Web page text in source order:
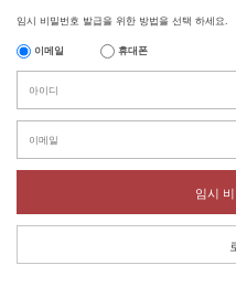
임시 비밀번호 발급을 위한 방법을 선택 하세요.
이메일 휴대폰
임시